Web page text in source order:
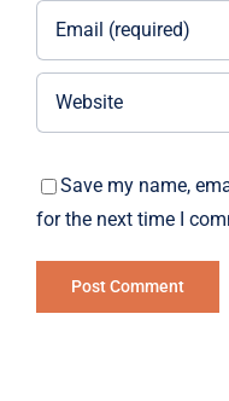
Save my name,
for the next time I